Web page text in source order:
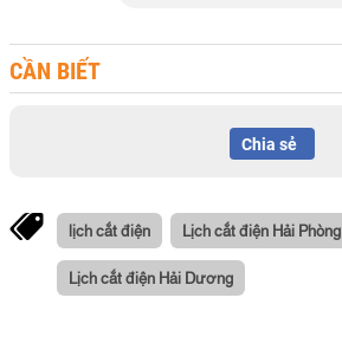
CẦN BIẾT
Chia sẻ
lịch cắt điện Lịch cắt điện Hải Phòng
Lịch cắt điện Hải Dương